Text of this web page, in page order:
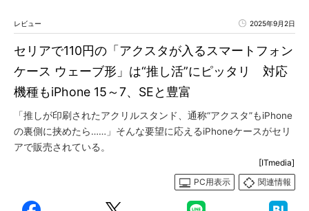
レビュー 2025年9月2日
セリアで110円の「アクスタが入るスマートフォン
ケース ウェーブ形」は“推し活”にピッタリ 対応
機種もiPhone 15～7、SEと豊富
「推しが印刷されたアクリルスタンド、通称“アクスタ”もiPhone
の裏側に挟めたら……」そんな要望に応えるiPhoneケースがセリ
アで販売されている。
[ITmedia]
PC用表示
関連情報